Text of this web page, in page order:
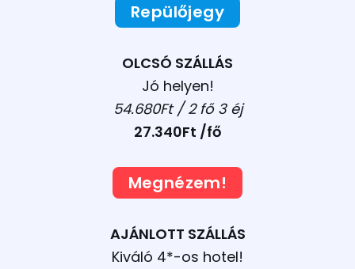
Repülőjegy
OLCSÓ SZÁLLÁS
Jó helyen!
54.680Ft / 2 fő 3éj
27.340Ft /fő
Megnézem!
AJÁNLOTT SZÁLLÁS
Kiváló 4*-os hotel!